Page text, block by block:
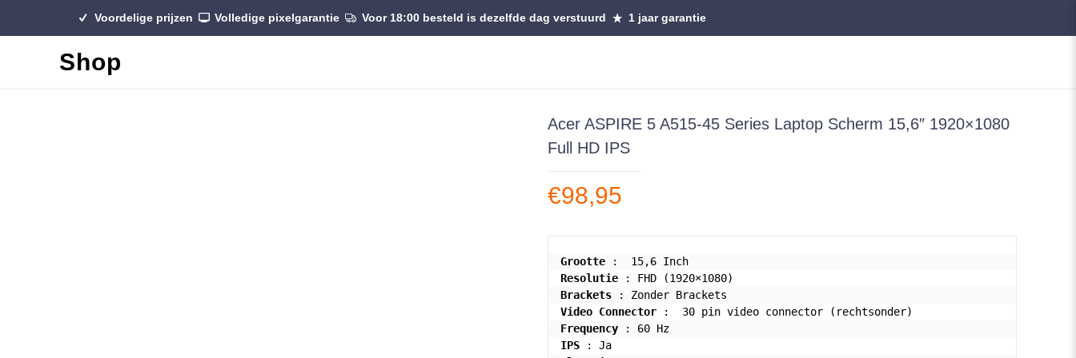
Voordelige prijzen Volledige pixelgarantie Voor 18:00 besteld is dezelfde dag verstuurd 1 jaar garantie
Shop
Acer ASPIRE 5 A515-45 Series Laptop Scherm 15,6″ 1920×1080
Full HD IPS
€98,95
Grootte
Resolutie
Brackets
Video Connector
Frequency
IPS